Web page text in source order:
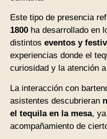
Este tipo de presencia
1800 ha desarrollado en
distintos eventos y
experiencias donde el
curiosidad y la atención
La interacción con
asistentes descubrieran
el tequila en la mesa,
acompañamiento de